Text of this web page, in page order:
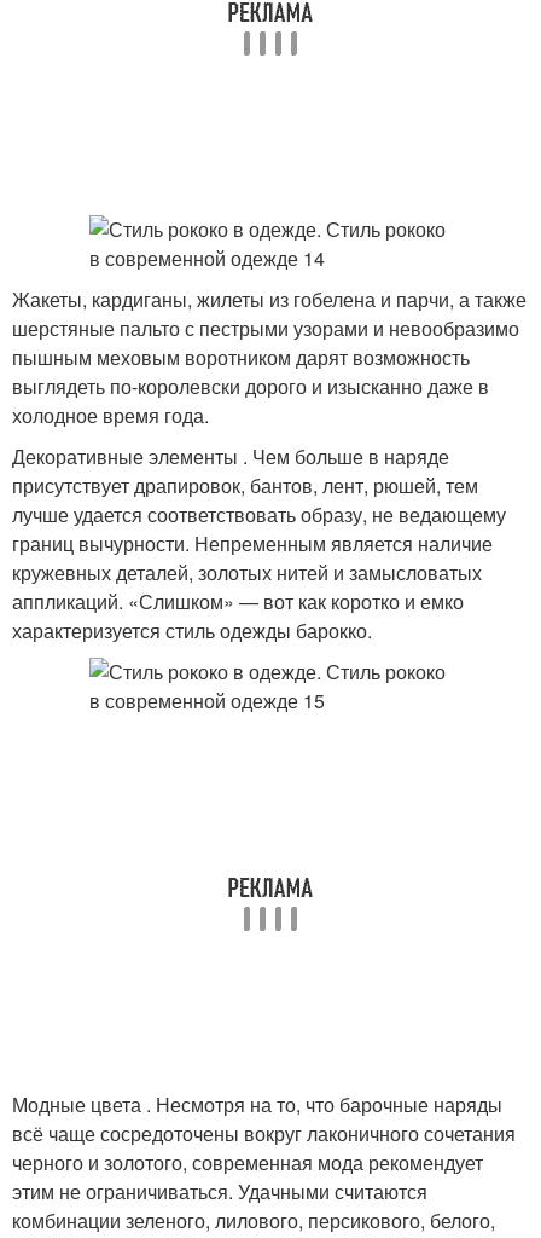
Жакеты, кардиганы, жилеты из гобелена и парчи, а также
шерстяные пальто с пестрыми узорами и невообразимо
пышным меховым воротником дарят возможность
выглядеть по-королевски дорого и изысканно даже в
холодное время года.
Декоративные элементы . Чем больше в наряде
присутствует драпировок, бантов, лент, рюшей, тем
лучше удается соответствовать образу, не ведающему
границ вычурности. Непременным является наличие
кружевных деталей, золотых нитей и замысловатых
аппликаций. «Слишком» — вот как коротко и емко
характеризуется стиль одежды барокко.
Модные цвета . Несмотря на то, что барочные наряды
всё чаще сосредоточены вокруг лаконичного сочетания
черного и золотого, современная мода рекомендует
этим не ограничиваться. Удачными считаются
комбинации зеленого, лилового, персикового, белого,